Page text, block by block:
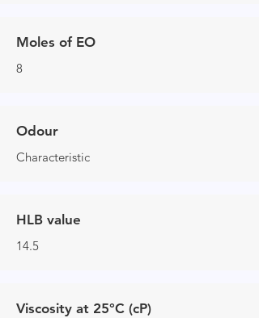
Moles of EO
8
Odour
Characteristic
HLB value
14.5
Viscosity at 25°C (cP)